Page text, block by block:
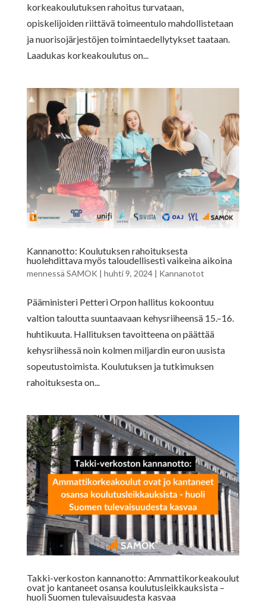
korkeakoulutuksen rahoitus turvataan,
opiskelijoiden riittävä toimeentulo mahdollistetaan
ja nuorisojärjestöjen toimintaedellytykset taataan.
Laadukas korkeakoulutus on...
Kannanotto: Koulutuksen rahoituksesta
huolehdittava myös taloudellisesti vaikeina aikoina
mennessä SAMOK | huhti 9, 2024| Kannanotot
Pääministeri Petteri Orpon hallitus kokoontuu
valtion taloutta suuntaavaan kehysriiheensä 15.–16.
huhtikuuta. Hallituksen tavoitteena on päättää
kehysriihessä noin kolmen miljardin euron uusista
sopeutustoimista. Koulutuksen ja tutkimuksen
rahoituksesta on...
Takki-verkoston kannanotto: Ammattikorkeakoulut
ovat jo kantaneet osansa koulutusleikkauksista –
huoli Suomen tulevaisuudesta kasvaa